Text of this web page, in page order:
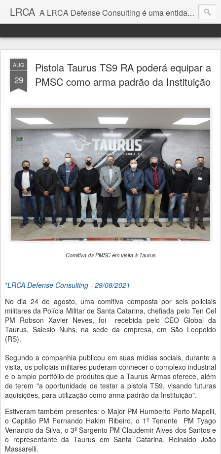
LRCA A LRCA Defense Consulting é uma entidade sem fins lucrativos que se dedica a produzir e divulgar notícias e análises sobre as Empresas de Defesa. Não somos jornalistas e nem este é um blog jornalístico.
AUG
29
Pistola Taurus TS9 RA poderá equipar a
PMSC como arma padrão da Instituição
Comitiva da PMSC em visita à Taurus
*LRCA Defense Consulting - 29/08/2021
No dia 24 de agosto, uma comitiva composta por seis policiais
militares da Polícia Militar de Santa Catarina, chefiada pelo Ten Cel
PM Robson Xavier Neves, foi recebida pelo CEO Global da
Taurus, Salesio Nuhs, na sede da empresa, em São Leopoldo
(RS).
Segundo a companhia publicou em suas mídias sociais, durante a
visita, os policiais militares puderam conhecer o complexo industrial
e o amplo portfólio de produtos que a Taurus Armas oferece, além
de terem "a oportunidade de testar a pistola TS9, visando futuras
aquisições, para utilização como arma padrão da Instituição".
Estiveram também presentes: o Major PM Humberto Porto Mapelli,
o Capitão PM Fernando Hakim Ribeiro, o 1º Tenente PM Tyago
Venancio da Silva, o 3º Sargento PM Claudemir Alves dos Santos e
o representante da Taurus em Santa Catarina, Reinaldo João
Massarelli.